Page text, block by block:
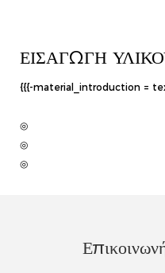
ΕΙΣΑΓΩΓΉ
{{{-material_introduction =
◎
◎
◎